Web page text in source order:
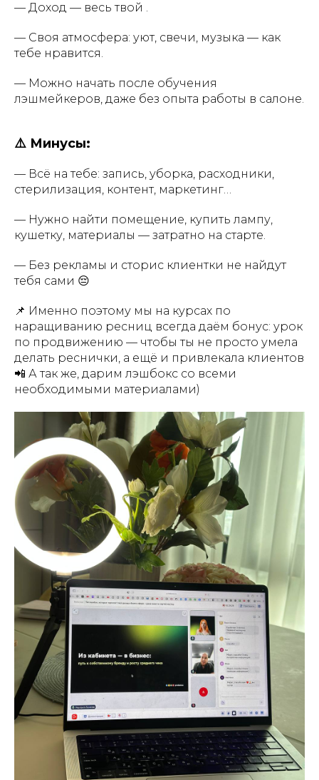
— Доход — весь твой .
— Своя атмосфера: уют, свечи, музыка — как
тебе нравится.
— Можно начать после обучения
лэшмейкеров, даже без опыта работы в салоне.
⚠️ Минусы:
— Всё на тебе: запись, уборка, расходники,
стерилизация, контент, маркетинг…
— Нужно найти помещение, купить лампу,
кушетку, материалы — затратно на старте.
— Без рекламы и сторис клиентки не найдут
тебя сами 😔
📌 Именно поэтому мы на курсах по
наращиванию ресниц всегда даём бонус: урок
по продвижению — чтобы ты не просто умела
делать реснички, а ещё и привлекала клиентов
📲 А так же, дарим лэшбокс со всеми
необходимыми материалами)